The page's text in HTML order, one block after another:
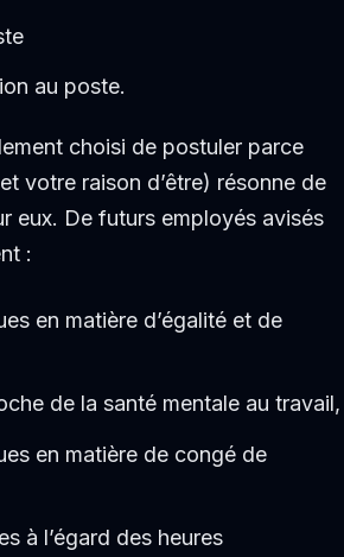
au poste.
choisi de postuler parce
votre raison d’être) résonne de
eux. De futurs employés avisés
:
en matière d’égalité et de
de la santé mentale au travail,
en matière de congé de
à l’égard des heures